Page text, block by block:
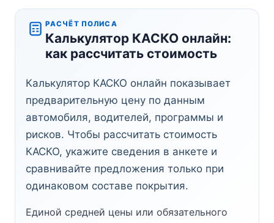
РАСЧЁТ ПОЛИСА
Калькулятор КАСКО онлайн:
как рассчитать стоимость
Калькулятор КАСКО онлайн показывает
предварительную цену по данным
автомобиля, водителей, программы и
рисков. Чтобы рассчитать стоимость
КАСКО, укажите сведения в анкете и
сравнивайте предложения только при
одинаковом составе покрытия.
Единой средней цены или обязательного